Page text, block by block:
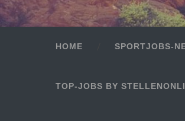
HOME SPORTJOBS-
TOP-JOBS BY